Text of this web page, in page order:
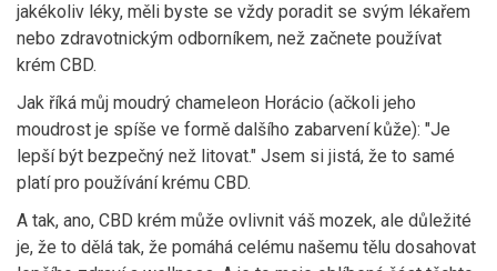
jakékoliv léky, měli byste se vždy poradit se svým lékařem
nebo zdravotnickým odborníkem, než začnete používat
krém CBD.
Jak říká můj moudrý chameleon Horácio (ačkoli jeho
moudrost je spíše ve formě dalšího zabarvení kůže): "Je
lepší být bezpečný než litovat." Jsem si jistá, že to samé
platí pro používání krému CBD.
A tak, ano, CBD krém může ovlivnit váš mozek, ale důležité
je, že to dělá tak, že pomáhá celému našemu tělu dosahovat